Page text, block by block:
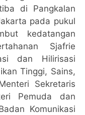
di Pangkalan
pada pukul
kedatangan
Sjafrie
dan Hilirisasi
Tinggi, Sains,
Sekretaris
Pemuda dan
Komunikasi